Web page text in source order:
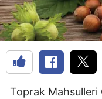
Toprak